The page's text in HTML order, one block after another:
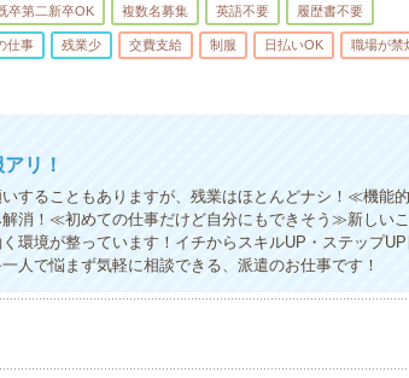
卒第二新卒OK 複数名募集 英語不要 履歴書不要
仕事 残業少 交費支給 制服 日払いOK 職場が禁
リ！
することもありますが、残業はほとんどナシ！≪機能的
消！≪初めての仕事だけど自分にもできそう≫新しいこ
環境が整っています！イチからスキルUP・ステップUP
で悩まず気軽に相談できる、派遣のお仕事です！